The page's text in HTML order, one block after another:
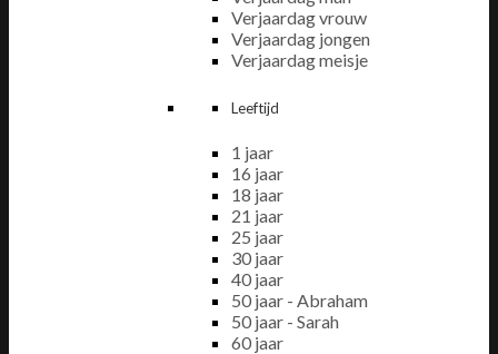
Verjaardag vrouw
Verjaardag jongen
Verjaardag meisje
Leeftijd
1 jaar
16 jaar
18 jaar
21 jaar
25 jaar
30 jaar
40 jaar
50 jaar - Abraham
50 jaar - Sarah
60 jaar